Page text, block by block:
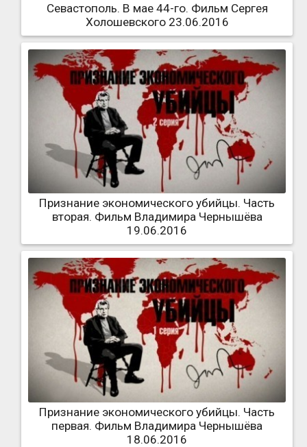
Севастополь. В мае 44-го. Фильм Сергея
Холошевского 23.06.2016
Признание экономического убийцы. Часть
вторая. Фильм Владимира Чернышёва
19.06.2016
Признание экономического убийцы. Часть
первая. Фильм Владимира Чернышёва
18.06.2016